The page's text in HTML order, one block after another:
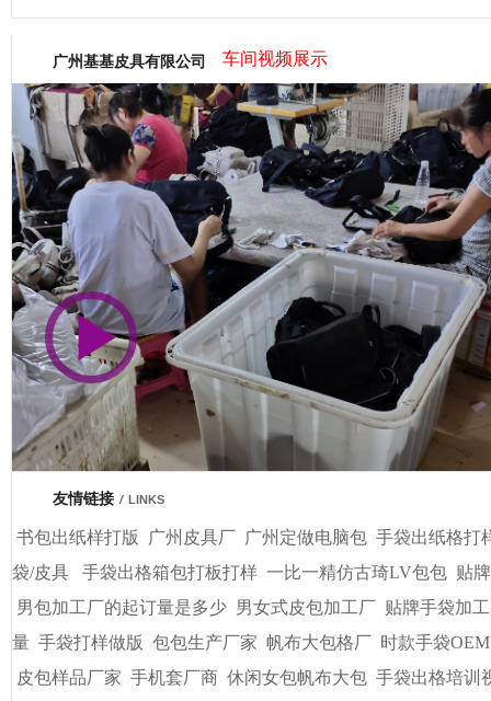
市商会会员单位
广州基基皮具有限公司 车间视频展示
友情链接 / LINKS
书包出纸样打版 广州皮具厂 广州定做电脑包 手袋出纸格打
袋/皮具
手袋出格箱包打板打样 一比一精仿古琦LV包包 贴
男包加工厂的起订量是多少 男女式皮包加工厂 贴牌手袋加
量 手袋打样做版 包包生产厂家 帆布大包格厂 时款手袋OEM
皮包样品厂家 手机套厂商 休闲女包帆布大包 手袋出格培训